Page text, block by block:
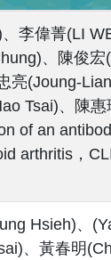
李偉菁(LI
、陳俊宏
亮(Joung-
Tsai)、陳
of an
arthritis，
Hsieh)、
、黃春明